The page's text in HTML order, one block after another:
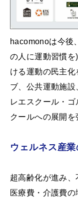
hacomonoは今後
の人に運動習慣
ける運動の民主
ブ、公共運動施
レエスクール・
クールへの展開を
ウェルネス産
超高齢化が進み、
医療費・介護費